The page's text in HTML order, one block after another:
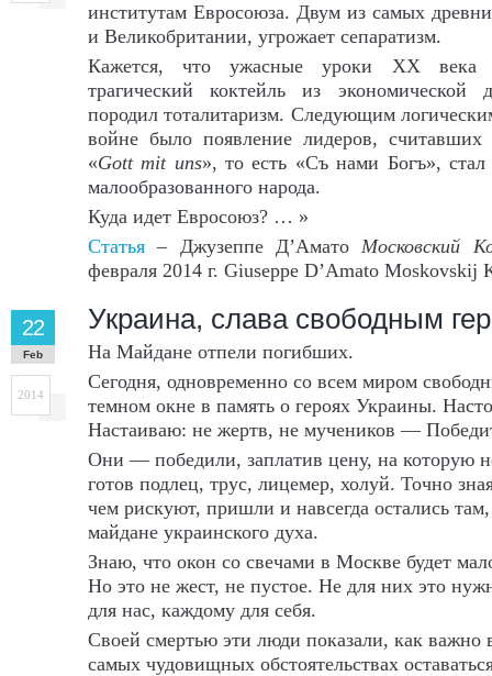
институтам Евросоюза. Двум из самых
и Великобритании, угрожает сепаратизм.
Кажется, что ужасные уроки ХХ века
трагический коктейль из экономической
породил тоталитаризм. Следующим
войне было появление лидеров, считавших
«Gottmituns», то есть «Съ нами Богъ»,
малообразованного народа.
Куда идет Евросоюз? … »
Статья – Джузеппе Д’АматоМосковский
февраля 2014 г. Giuseppe D’Amato Moskovskij
Украина, слава свободным
22
Feb
2014
На Майдане отпели погибших.
Сегодня, одновременно со всем миром
темном окне в память о героях Украины.
Настаиваю: не жертв, не мучеников —
Они — победили, заплатив цену, на которую
готов подлец, трус, лицемер, холуй. Точно
чем рискуют, пришли и навсегда остались
майдане украинского духа.
Знаю, что окон со свечами в Москве будет
Но это не жест, не пустое. Не для них это
для нас, каждому для себя.
Своей смертью эти люди показали, как важно
самых чудовищных обстоятельствах